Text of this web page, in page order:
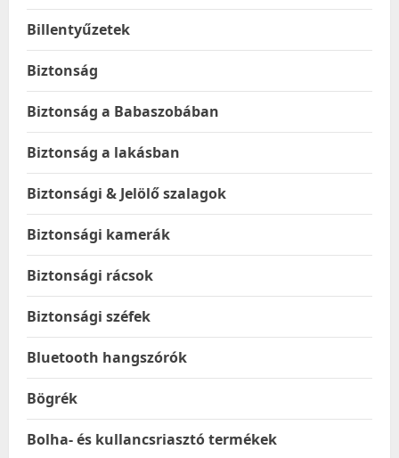
Billentyűzetek
Biztonság
Biztonság a Babaszobában
Biztonság a lakásban
Biztonsági & Jelölő szalagok
Biztonsági kamerák
Biztonsági rácsok
Biztonsági széfek
Bluetooth hangszórók
Bögrék
Bolha- és kullancsriasztó termékek